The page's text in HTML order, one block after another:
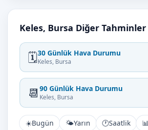
Keles, Bursa Diğer Tahminler
🗓️30 Günlük Hava Durumu
Keles, Bursa
📆 90 Günlük Hava Durumu
Keles, Bursa
☀️Bugün 🌤️Yarın 🕐Saatlik 📊